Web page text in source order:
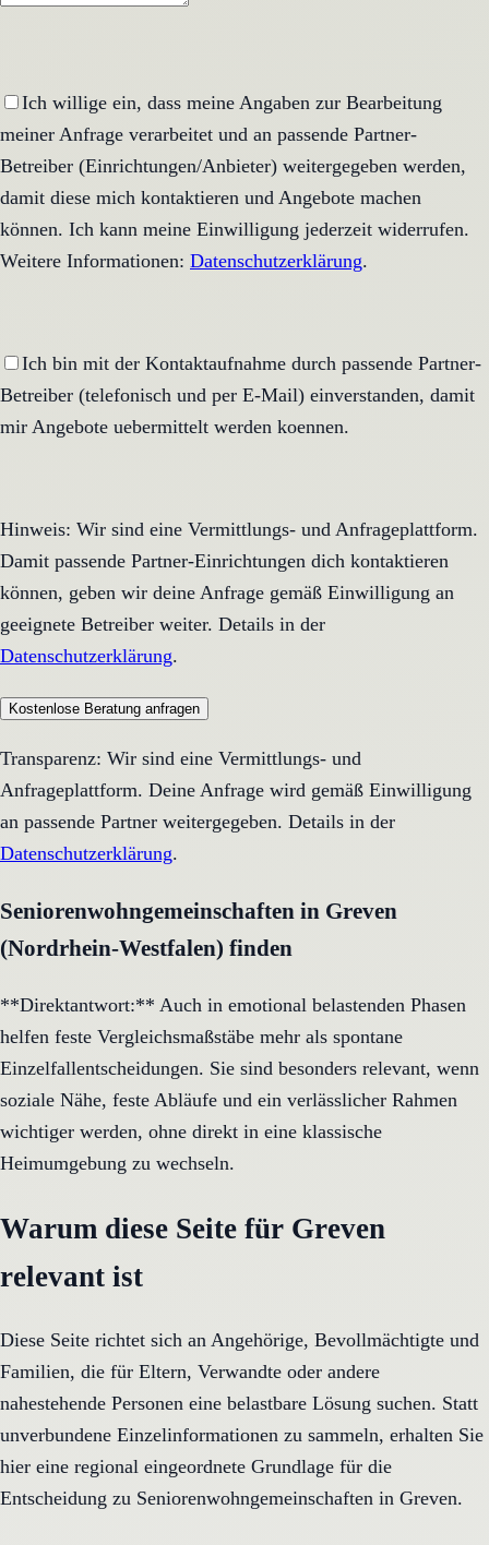
Ich willige ein, dass meine Angaben zur Bearbeitung
meiner Anfrage verarbeitet und an passende Partner-
Betreiber (Einrichtungen/Anbieter) weitergegeben werden,
damit diese mich kontaktieren und Angebote machen
können. Ich kann meine Einwilligung jederzeit widerrufen.
Weitere Informationen: Datenschutzerklärung.
Ich bin mit der Kontaktaufnahme durch passende Partner-
Betreiber (telefonisch und per E-Mail) einverstanden, damit
mir Angebote uebermittelt werden koennen.
Hinweis: Wir sind eine Vermittlungs- und Anfrageplattform.
Damit passende Partner-Einrichtungen dich kontaktieren
können, geben wir deine Anfrage gemäß Einwilligung an
geeignete Betreiber weiter. Details in der
Datenschutzerklärung.
Kostenlose Beratung anfragen
Transparenz: Wir sind eine Vermittlungs- und
Anfrageplattform. Deine Anfrage wird gemäß Einwilligung
an passende Partner weitergegeben. Details in der
Datenschutzerklärung.
Seniorenwohngemeinschaften in Greven
(Nordrhein-Westfalen) finden
**Direktantwort:** Auch in emotional belastenden Phasen
helfen feste Vergleichsmaßstäbe mehr als spontane
Einzelfallentscheidungen. Sie sind besonders relevant, wenn
soziale Nähe, feste Abläufe und ein verlässlicher Rahmen
wichtiger werden, ohne direkt in eine klassische
Heimumgebung zu wechseln.
Warum diese Seite für Greven
relevant ist
Diese Seite richtet sich an Angehörige, Bevollmächtigte und
Familien, die für Eltern, Verwandte oder andere
nahestehende Personen eine belastbare Lösung suchen. Statt
unverbundene Einzelinformationen zu sammeln, erhalten Sie
hier eine regional eingeordnete Grundlage für die
Entscheidung zu Seniorenwohngemeinschaften in Greven.